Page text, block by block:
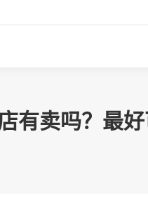
有卖吗？最